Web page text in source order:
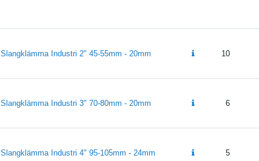
Slangklämma Industri 2" 45-55mm - 20mm 10
Slangklämma Industri 3" 70-80mm - 20mm 6
Slangklämma Industri 4" 95-105mm - 24mm 5